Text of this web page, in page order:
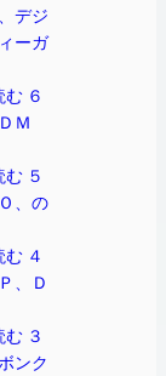
デジ
ーガ
６
Ｍ
５
、の
４
、Ｄ
３
ンク